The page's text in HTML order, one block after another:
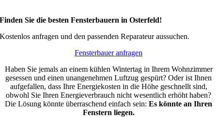
Finden Sie die besten Fensterbauern in Osterfeld!
Kostenlos anfragen und den passenden Reparateur aussuchen.
Fensterbauer anfragen
Haben Sie jemals an einem kühlen Wintertag in Ihrem Wohnzimmer
gesessen und einen unangenehmen Luftzug gespürt? Oder ist Ihnen
aufgefallen, dass Ihre Energiekosten in die Höhe geschnellt sind,
obwohl Sie Ihren Energieverbrauch nicht wesentlich erhöht haben?
Die Lösung könnte überraschend einfach sein: Es könnte an Ihren
Fenstern liegen.